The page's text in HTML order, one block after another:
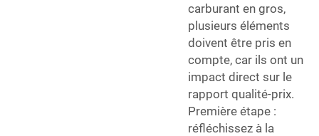
carburant en gros,
plusieurs éléments
doivent être pris en
compte, car ils ont un
impact direct sur le
rapport qualité-prix.
Première étape :
réfléchissez à la